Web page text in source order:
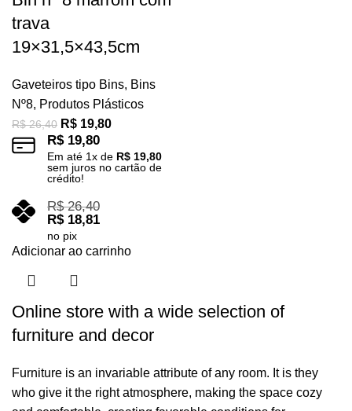
trava
19×31,5×43,5cm
Gaveteiros tipo Bins, Bins
Nº8, Produtos Plásticos
R$26,40 R$ 19,80
R$19,80
Em até 1x de R$ 19,80
sem juros no cartão de
crédito!
R$26,40
R$18,81
no pix
Adicionar ao carrinho
Online store with a wide selection of
furniture and decor
Furniture is an invariable attribute of any room. It is they
who give it the right atmosphere, making the space cozy